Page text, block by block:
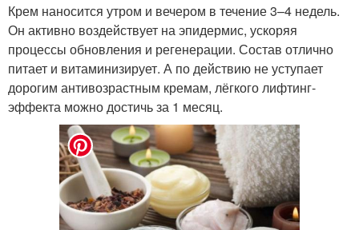
Крем наносится утром и вечером в течение 3–4 недель.
Он активно воздействует на эпидермис, ускоряя
процессы обновления и регенерации. Состав отлично
питает и витаминизирует. А по действию не уступает
дорогим антивозрастным кремам, лёгкого лифтинг-
эффекта можно достичь за 1 месяц.